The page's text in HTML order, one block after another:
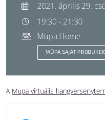
2021. április 29.
19:30 - 21:30
Müpa Home
MÜPA SAJÁT
A Müpa virtuális